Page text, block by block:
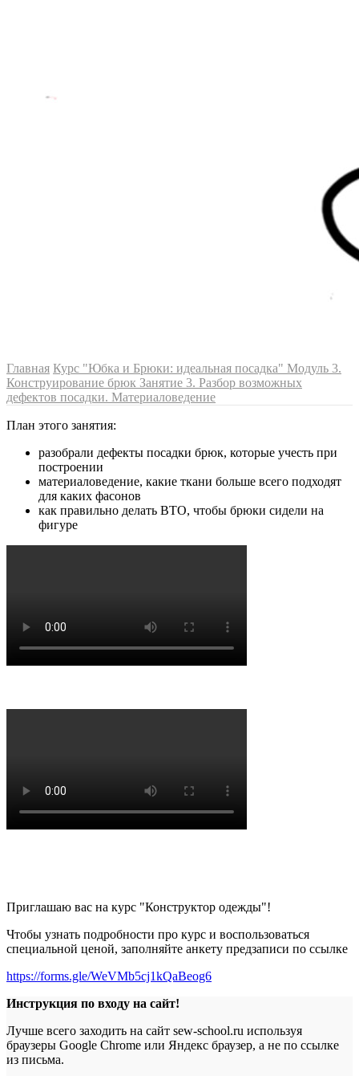
Главная Курс "Юбка и Брюки: идеальная посадка" Модуль 3.
Конструирование брюк Занятие 3. Разбор возможных
дефектов посадки. Материаловедение
План этого занятия:
разобрали дефекты посадки брюк, которые учесть при
построении
материаловедение, какие ткани больше всего подходят
для каких фасонов
как правильно делать ВТО, чтобы брюки сидели на
фигуре
Приглашаю вас на курс "Конструктор одежды"!
Чтобы узнать подробности про курс и воспользоваться
специальной ценой, заполняйте анкету предзаписи по ссылке
https://forms.gle/WeVMb5cj1kQaBeog6
Инструкция по входу на сайт!
Лучше всего заходить на сайт sew-school.ru используя
браузеры Google Chrome или Яндекс браузер, а не по ссылке
из письма.